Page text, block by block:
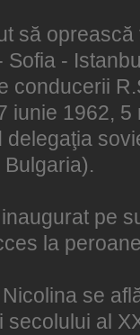
să
-
conducerii
iunie 1962,
pe
la
se
al